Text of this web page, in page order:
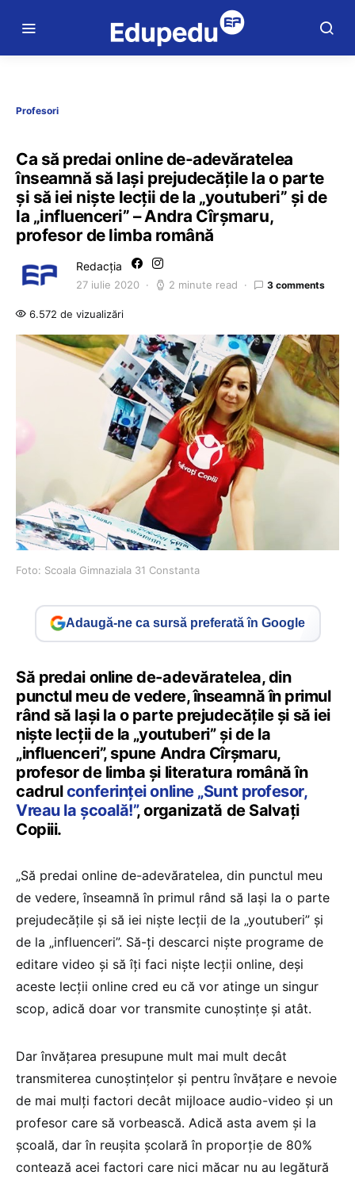
Profesori
Ca să predai online de-adevăratelea
înseamnă să lași prejudecățile la o parte
și să iei niște lecții de la „youtuberi” și de
la „influenceri” – Andra Cîrșmaru,
profesor de limba română
Redacția
27 iulie 2020 2 minute read 3 comments
6.572 de vizualizări
Foto: Scoala Gimnaziala 31 Constanta
Adaugă-ne ca sursă preferată în Google
Să predai online de-adevăratelea, din
punctul meu de vedere, înseamnă în primul
rând să lași la o parte prejudecățile și să iei
niște lecții de la „youtuberi” și de la
„influenceri”, spune Andra Cîrșmaru,
profesor de limba și literatura română în
cadrulconferinței online „Sunt profesor,
Vreau la școală!”, organizată de Salvați
Copiii.
„Să predai online de-adevăratelea, din punctul meu
de vedere, înseamnă în primul rând să lași la o parte
prejudecățile și să iei niște lecții de la „youtuberi” și
de la „influenceri”. Să-ți descarci niște programe de
editare video și să îți faci niște lecții online, deși
aceste lecții online cred eu că vor atinge un singur
scop, adică doar vor transmite cunoștințe și atât.
Dar învățarea presupune mult mai mult decât
transmiterea cunoștințelor și pentru învățare e nevoie
de mai mulți factori decât mijloace audio-video și un
profesor care să vorbească. Adică asta avem și la
școală, dar în reușita școlară în proporție de 80%
contează acei factori care nici măcar nu au legătură